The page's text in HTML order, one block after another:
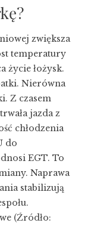
zwiększa
temperatury
życie łożysk.
Nierówna
Z czasem
jazda z
chłodzenia
do
EGT. To
Naprawa
stabilizują
(Źródło: